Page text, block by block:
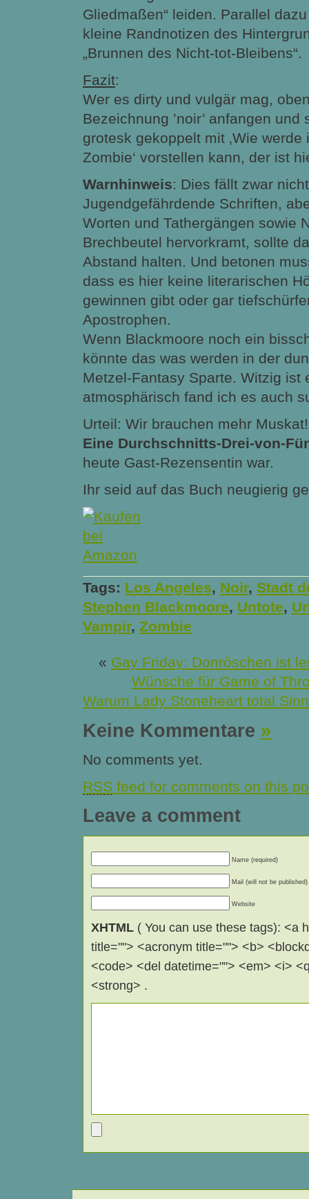
Gliedmaßen“ leiden. Parallel
kleine Randnotizen des
„Brunnen des Nicht-tot-Bleibens“.
Fazit:
Wer es dirty und vulgär mag,
Bezeichnung ’noir’ anfangen
grotesk gekoppelt mit ‚Wie werde
Zombie‘ vorstellen kann, der ist
Warnhinweis: Dies fällt zwar
Jugendgefährdende Schriften,
Worten und Tathergängen sowie
Brechbeutel hervorkramt, sollte
Abstand halten. Und betonen
dass es hier keine literarischen
gewinnen gibt oder gar
Apostrophen.
Wenn Blackmoore noch ein
könnte das was werden in der
Metzel-Fantasy Sparte. Witzig ist
atmosphärisch fand ich es auch
Urteil: Wir brauchen mehr Muskat!
Eine Durchschnitts-Drei-von-
heute Gast-Rezensentin war.
Ihr seid auf das Buch neugierig
Tags: Los Angeles, Noir, Stadt
Stephen Blackmoore, Untote,
Vampir, Zombie
« Gay Friday: Donröschen ist
Wünsche für Game of
Warum Lady Stoneheart total
Keine Kommentare »
No comments yet.
RSS feed for comments on this
Leave a comment
Name (required)
Mail (will not be published)
Website
XHTML ( You can use these tags): <a
title=""> <acronym title=""> <b>
<code> <del datetime=""> <em> <i>
<strong> .